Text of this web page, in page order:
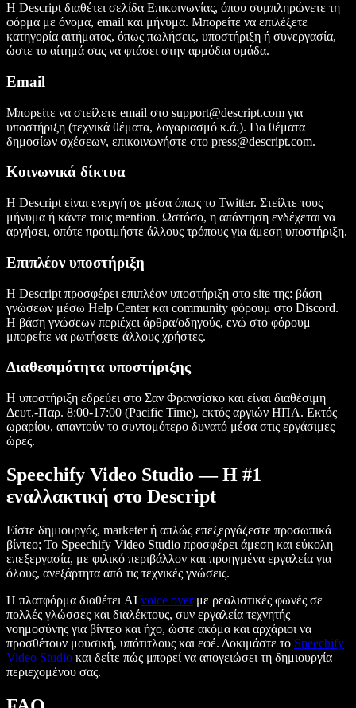
Η Descript διαθέτει σελίδα Επικοινωνίας, όπου συμπληρώνετε τη
φόρμα με όνομα, email και μήνυμα. Μπορείτε να επιλέξετε
κατηγορία αιτήματος, όπως πωλήσεις, υποστήριξη ή συνεργασία,
ώστε το αίτημά σας να φτάσει στην αρμόδια ομάδα.
Email
Μπορείτε να στείλετε email στο support@descript.com για
υποστήριξη (τεχνικά θέματα, λογαριασμό κ.ά.). Για θέματα
δημοσίων σχέσεων, επικοινωνήστε στο press@descript.com.
Κοινωνικά δίκτυα
Η Descript είναι ενεργή σε μέσα όπως το Twitter. Στείλτε τους
μήνυμα ή κάντε τους mention. Ωστόσο, η απάντηση ενδέχεται να
αργήσει, οπότε προτιμήστε άλλους τρόπους για άμεση υποστήριξη.
Επιπλέον υποστήριξη
Η Descript προσφέρει επιπλέον υποστήριξη στο site της: βάση
γνώσεων μέσω Help Center και community φόρουμ στο Discord.
Η βάση γνώσεων περιέχει άρθρα/οδηγούς, ενώ στο φόρουμ
μπορείτε να ρωτήσετε άλλους χρήστες.
Διαθεσιμότητα υποστήριξης
Η υποστήριξη εδρεύει στο Σαν Φρανσίσκο και είναι διαθέσιμη
Δευτ.-Παρ. 8:00-17:00 (Pacific Time), εκτός αργιών ΗΠΑ. Εκτός
ωραρίου, απαντούν το συντομότερο δυνατό μέσα στις εργάσιμες
ώρες.
Speechify Video Studio — Η #1
εναλλακτική στο Descript
Είστε δημιουργός, marketer ή απλώς επεξεργάζεστε προσωπικά
βίντεο; Το Speechify Video Studio προσφέρει άμεση και εύκολη
επεξεργασία, με φιλικό περιβάλλον και προηγμένα εργαλεία για
όλους, ανεξάρτητα από τις τεχνικές γνώσεις.
Η πλατφόρμα διαθέτει AI voice overμε ρεαλιστικές φωνές σε
πολλές γλώσσες και διαλέκτους, συν εργαλεία τεχνητής
νοημοσύνης για βίντεο και ήχο, ώστε ακόμα και αρχάριοι να
προσθέτουν μουσική, υπότιτλους και εφέ. Δοκιμάστε το Speechify
Video Studio και δείτε πώς μπορεί να απογειώσει τη δημιουργία
περιεχομένου σας.